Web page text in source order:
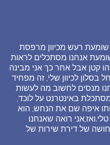
שומעת רעש מכיוון מרפסת
אנחנו מסתכלים לראות
קטן אבל אחר כך אני מבינה
לכיוון שלי, זה מפחיד
מנסים לחשוב מה לעשות
מסתכלת באינטרנט על לוכד,
איפה שם את הנחש, הוא
רואה שאנחנו
של דירת שירות של